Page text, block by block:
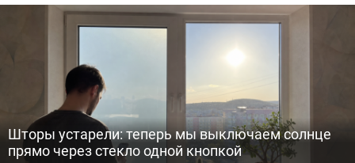
Шторы устарели: теперь мы выключаем солнце
прямо через стекло одной кнопкой